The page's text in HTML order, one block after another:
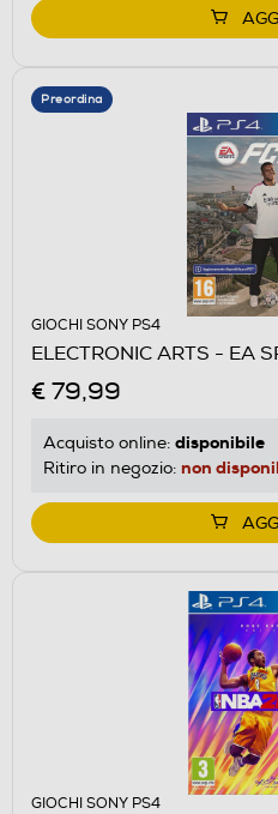
Preordina
GIOCHI SONY PS4
ELECTRONIC ARTS - EA
€ 79,99
Acquisto online: disponibile
Ritiro in negozio: non
GIOCHI SONY PS4